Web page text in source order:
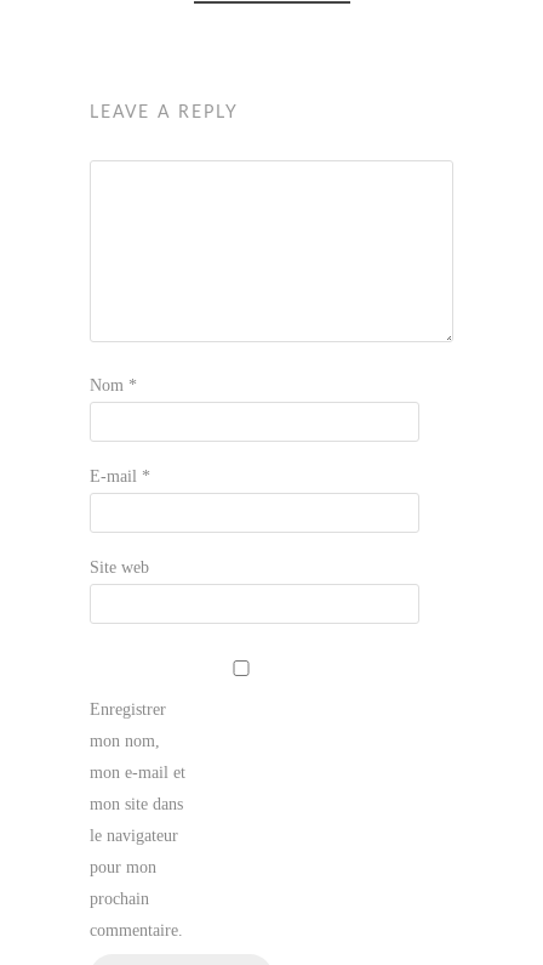
LEAVE A REPLY
Nom *
E-mail *
Site web
Enregistrer
mon nom,
mon e-mail et
mon site dans
le navigateur
pour mon
prochain
commentaire.